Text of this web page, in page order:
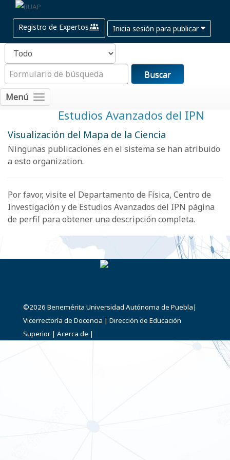
Registro de Expertos Inicia sesión para publicar
Buscar
Menú
Departamento de Física,
Estudios Avanzados del IPN
Visualización del Mapa de la Ciencia
Ningunas publicaciones en el sistema se han atribuido
a esto organization.
Por favor, visite el Departamento de Física, Centro de
Investigación y de Estudios Avanzados del IPN página
de perfil para obtener una descripción completa.
©2026 Benemérita Universidad Autónoma de Puebla|
Vicerrectoría de Docencia | Dirección de Educación
Superior | Acerca de |